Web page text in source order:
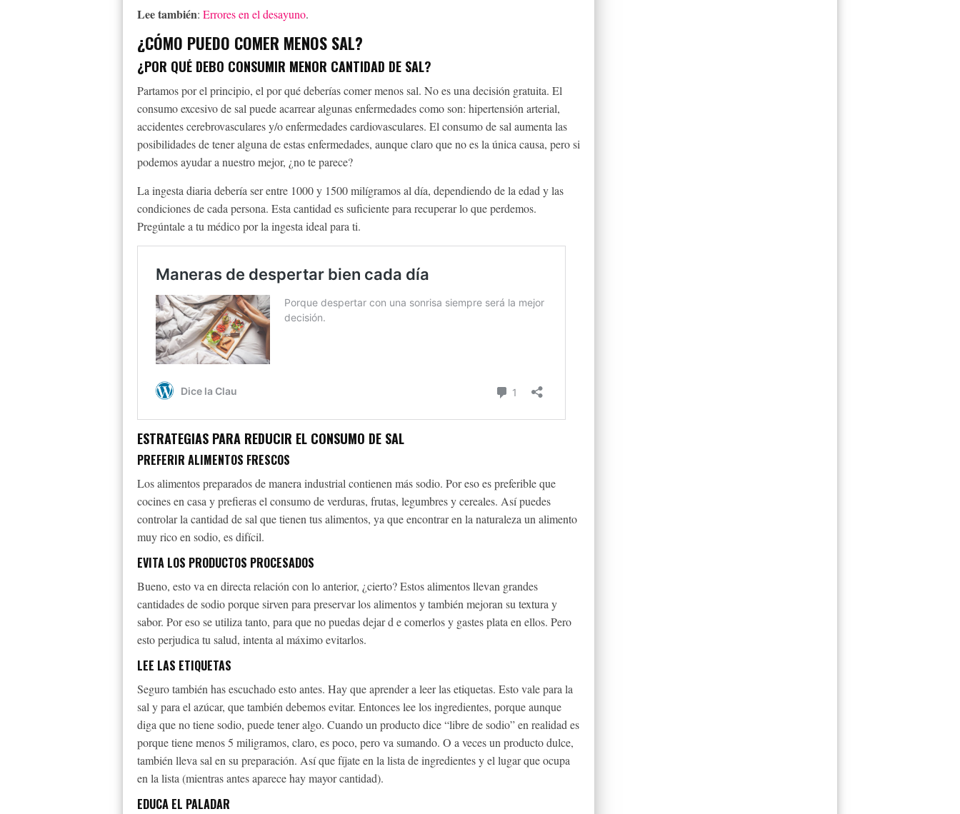
Lee también: Errores en el desayuno.
¿CÓMO PUEDO COMER MENOS SAL?
¿POR QUÉ DEBO CONSUMIR MENOR CANTIDAD DE SAL?
Partamos por el principio, el por qué deberías comer menos sal. No es una decisión gratuita. El
consumo excesivo de sal puede acarrear algunas enfermedades como son: hipertensión arterial,
accidentes cerebrovasculares y/o enfermedades cardiovasculares. El consumo de sal aumenta las
posibilidades de tener alguna de estas enfermedades, aunque claro que no es la única causa, pero si
podemos ayudar a nuestro mejor, ¿no te parece?
La ingesta diaria debería ser entre 1000 y 1500 milígramos al día, dependiendo de la edad y las
condiciones de cada persona. Esta cantidad es suficiente para recuperar lo que perdemos.
Pregúntale a tu médico por la ingesta ideal para ti.
ESTRATEGIAS PARA REDUCIR EL CONSUMO DE SAL
PREFERIR ALIMENTOS FRESCOS
Los alimentos preparados de manera industrial contienen más sodio. Por eso es preferible que
cocines en casa y prefieras el consumo de verduras, frutas, legumbres y cereales. Así puedes
controlar la cantidad de sal que tienen tus alimentos, ya que encontrar en la naturaleza un alimento
muy rico en sodio, es difícil.
EVITA LOS PRODUCTOS PROCESADOS
Bueno, esto va en directa relación con lo anterior, ¿cierto? Estos alimentos llevan grandes
cantidades de sodio porque sirven para preservar los alimentos y también mejoran su textura y
sabor. Por eso se utiliza tanto, para que no puedas dejar d e comerlos y gastes plata en ellos. Pero
esto perjudica tu salud, intenta al máximo evitarlos.
LEE LAS ETIQUETAS
Seguro también has escuchado esto antes. Hay que aprender a leer las etiquetas. Esto vale para la
sal y para el azúcar, que también debemos evitar. Entonces lee los ingredientes, porque aunque
diga que no tiene sodio, puede tener algo. Cuando un producto dice “libre de sodio” en realidad es
porque tiene menos 5 miligramos, claro, es poco, pero va sumando. O a veces un producto dulce,
también lleva sal en su preparación. Así que fíjate en la lista de ingredientes y el lugar que ocupa
en la lista (mientras antes aparece hay mayor cantidad).
EDUCA EL PALADAR